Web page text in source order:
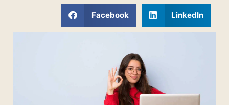
Facebook LinkedIn